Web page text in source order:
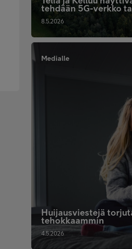
tehdään 5G-verkko
8.5.2026
Medialle
Huijausviestejä
tehokkaammin
4.5.2026